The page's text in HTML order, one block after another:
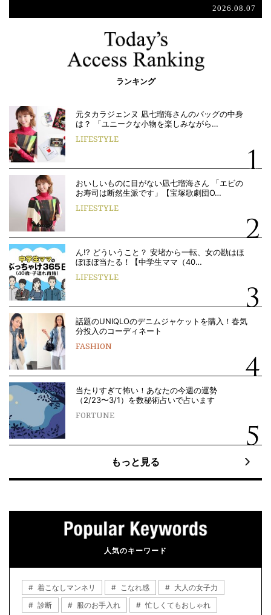
2026.08.07
ランキング
元タカラジェンヌ 凪七瑠海さんのバッグの中身
は？ 「ユニークな小物を楽しみながら…
LIFESTYLE
おいしいものに目がない凪七瑠海さん 「エビの
お寿司は断然生派です」【宝塚歌劇団O…
LIFESTYLE
ん!? どういうこと？ 安堵から一転、女の勘はほ
ぼほぼ当たる！【中学生ママ（40…
LIFESTYLE
話題のUNIQLOのデニムジャケットを購入！春気
分投入のコーディネート
FASHION
当たりすぎて怖い！あなたの今週の運勢
（2/23〜3/1）を数秘術占いで占います
FORTUNE
もっと見る
人気のキーワード
着こなしマンネリ こなれ感
大人の女子力
診断
服のお手入れ
忙しくてもおしゃれ